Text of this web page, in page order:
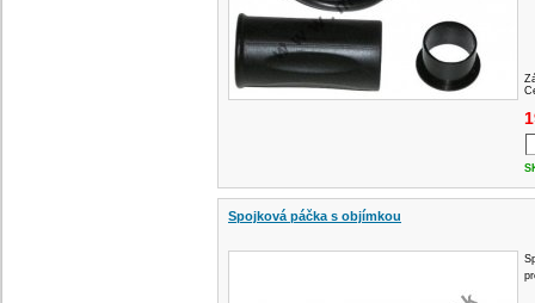
Spojková páčka s objímkou